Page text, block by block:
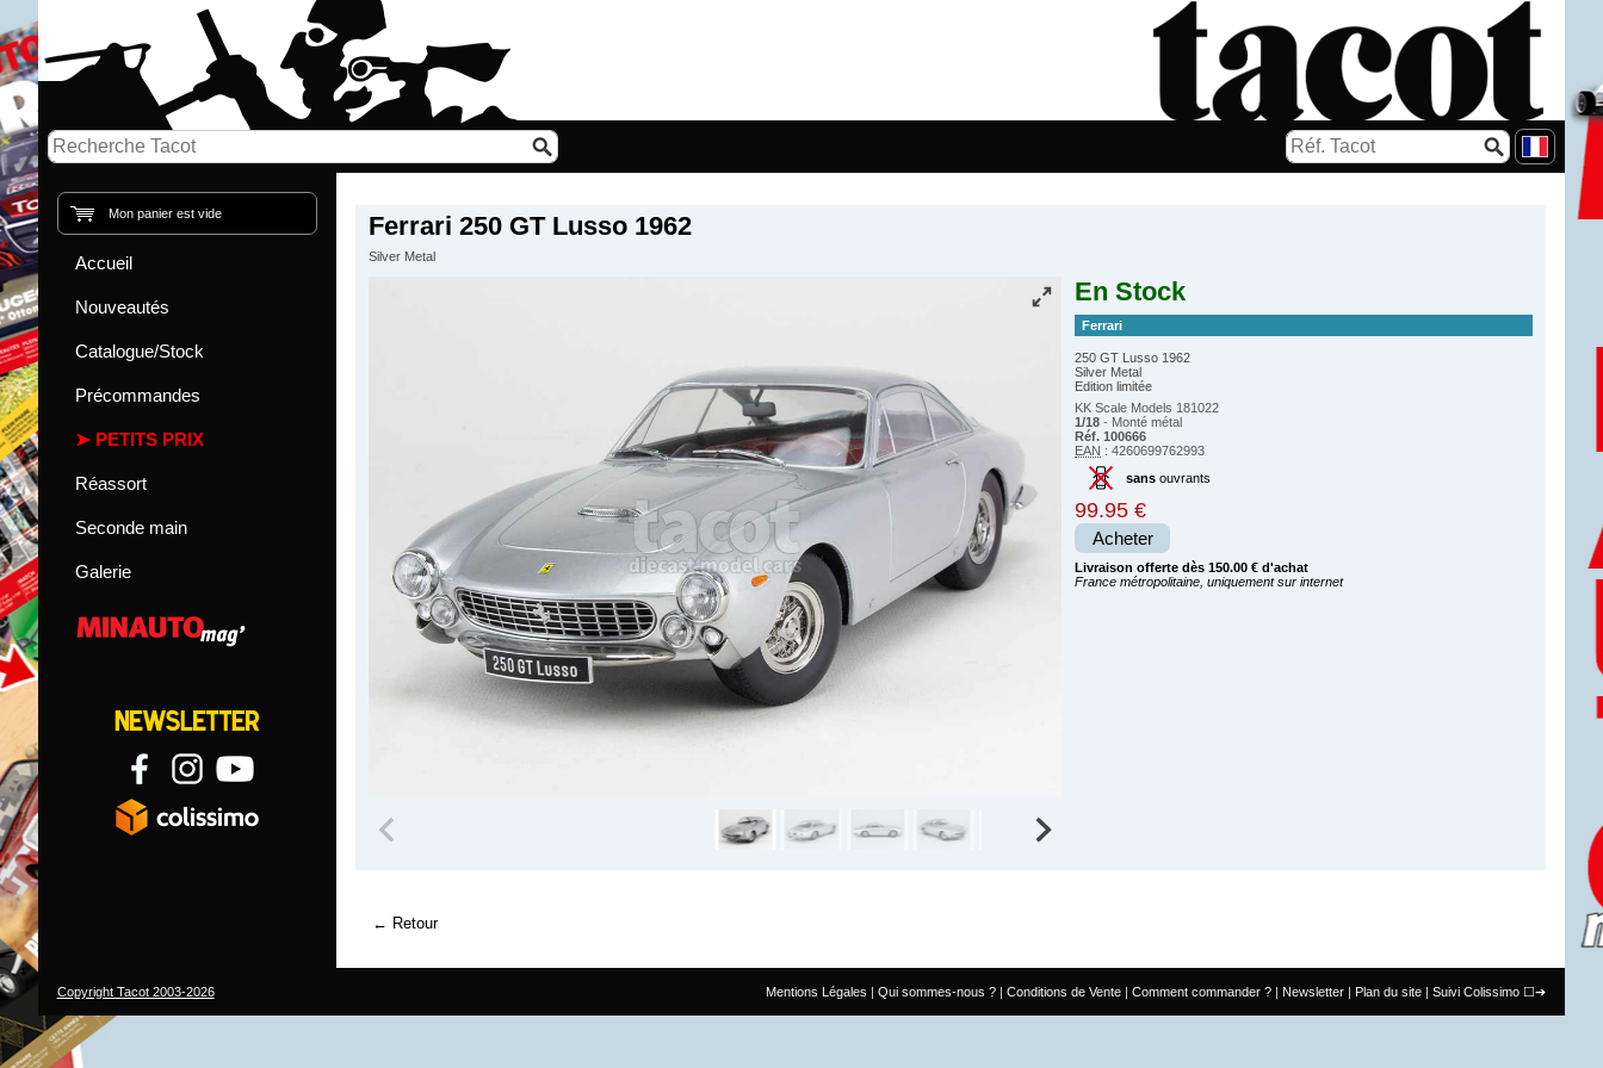
Ferrari 250 GT Lusso 1962
Silver Metal
En Stock
Ferrari
250 GT Lusso 1962
Silver Metal
Edition limitée
KK Scale Models 181022
1/18 - Monté métal
Réf. 100666
EAN : 4260699762993
sansouvrants
99.95 €
Acheter
Livraison offerte dès 150.00 € d'achat
France métropolitaine, uniquement sur internet
Retour
Mon panier est vide
Accueil
Nouveautés
Catalogue/Stock
Précommandes
PETITS PRIX
Réassort
Seconde main
Galerie
Mentions Légales Qui sommes-nous ? Conditions de Vente Comment commander ? Newsletter Plan du site Suivi Colissimo
Copyright Tacot 2003-2026